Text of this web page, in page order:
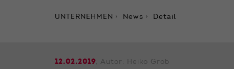
UNTERNEHMEN News Detail
12.02.2019, Autor: Heiko Grob